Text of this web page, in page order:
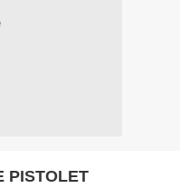
PISTOLET